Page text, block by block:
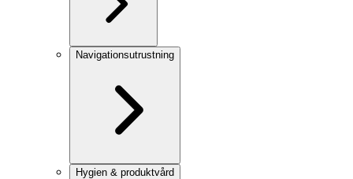
Navigationsutrustning
Hygien & produktvård